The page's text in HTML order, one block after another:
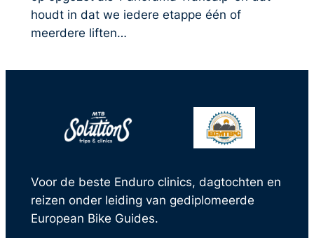
houdt in dat we iedere etappe één of
meerdere liften…
Voor de beste Enduro clinics, dagtochten en
reizen onder leiding van gediplomeerde
European Bike Guides.